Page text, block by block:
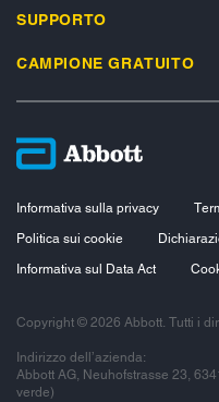
SUPPORTO
CAMPIONE GRATUITO
Informativa sulla privacy
Politica sui cookie
Informativa sul Data Act
Copyright © 2026 Abbott. Tutti i
Indirizzo dell’azienda:
Abbott AG, Neuhofstrasse 23,
verde)